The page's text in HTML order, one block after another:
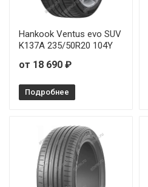
Hankook Ventus evo SUV
K137A 235/50R20 104Y
от 18 690 ₽
Подробнее